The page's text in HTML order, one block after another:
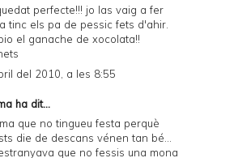
perfecte!!! jo las vaig a fer
tinc els pa de pessic fets d'ahir.
el ganache de xocolata!!
del 2010, a les 8:55
ha dit...
que no tingueu festa perquè
die de descans vénen tan bé...
que no fessis una mona